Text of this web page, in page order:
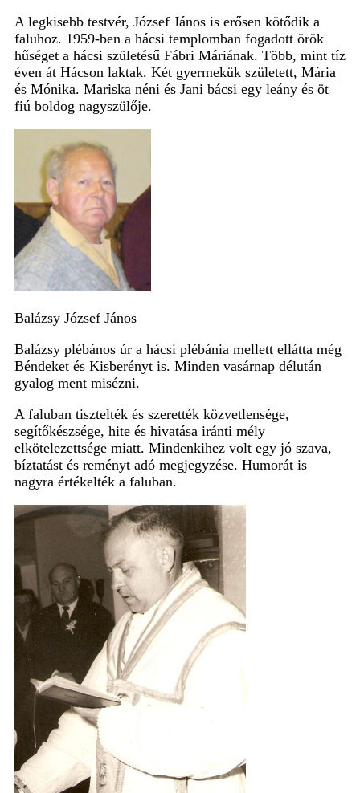
A legkisebb testvér, József János is erősen kötődik a
faluhoz. 1959-ben a hácsi templomban fogadott örök
hűséget a hácsi születésű Fábri Máriának. Több, mint tíz
éven át Hácson laktak. Két gyermekük született, Mária
és Mónika. Mariska néni és Jani bácsi egy leány és öt
fiú boldog nagyszülője.
Balázsy József János
Balázsy plébános úr a hácsi plébánia mellett ellátta még
Béndeket és Kisberényt is. Minden vasárnap délután
gyalog ment misézni.
A faluban tisztelték és szerették közvetlensége,
segítőkészsége, hite és hivatása iránti mély
elkötelezettsége miatt. Mindenkihez volt egy jó szava,
bíztatást és reményt adó megjegyzése. Humorát is
nagyra értékelték a faluban.